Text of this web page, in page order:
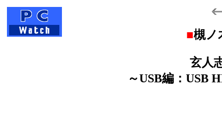
■槻ノ
玄人
～USB編：USB